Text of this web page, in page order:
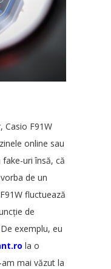
Casio F91W
online sau
uri însă, că
de un
fluctuează
de
exemplu, eu
la o
mai văzut la